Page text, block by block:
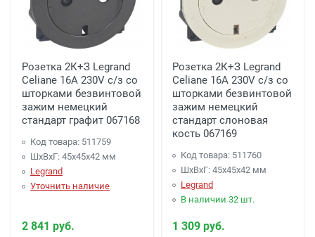
Розетка 2К+З Legrand
Celiane 16A 230V с/з со
шторками безвинтовой
зажим немецкий
стандарт графит 067168
Код товара: 511759
ШхВхГ: 45x45x42 мм
Legrand
Уточнить наличие
2 841 руб.
Розетка 2К+З Legrand
Celiane 16A 230V с/з со
шторками безвинтовой
зажим немецкий
стандарт слоновая
кость 067169
Код товара: 511760
ШхВхГ: 45x45x42 мм
Legrand
В наличии 32 шт.
1 309 руб.